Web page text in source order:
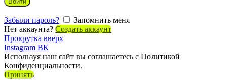
Забыли пароль?
Запомнить меня
Нет аккаунта? Создать аккаунт
Прокрутка вверх
Instagram ВК
Используя наш сайт вы соглашаетесь с Политикой
Конфиденциальности.
Принять